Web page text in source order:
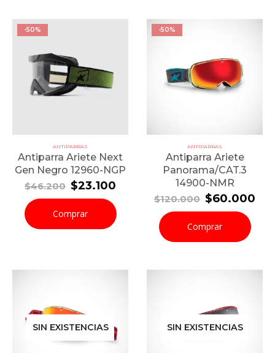
-50%
ANTIPARRAS
Antiparra Ariete Next
Gen Negro 12960-NGP
$46.200 El
precio
original
era:
$46.200.
$23.100
actual
es:
$23.100.
Comprar
-50%
ANTIPARRAS
Antiparra Ariete
Panorama/CAT.3
14900-NMR
$120.000 El
precio
original
era:
$120.000.
$60.000
Comprar
SIN EXISTENCIAS SIN EXISTENCIAS